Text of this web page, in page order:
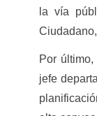
la vía
Por
jefe